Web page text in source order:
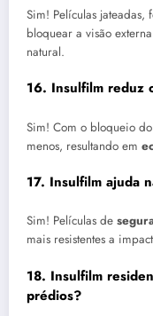
Sim! Películas jateadas,
bloquear a visão
natural.
16. Insulfilm reduz
Sim! Com o bloqueio
menos, resultando em
17. Insulfilm ajuda
Sim! Películas de
mais resistentes a
18. Insulfilm
prédios?